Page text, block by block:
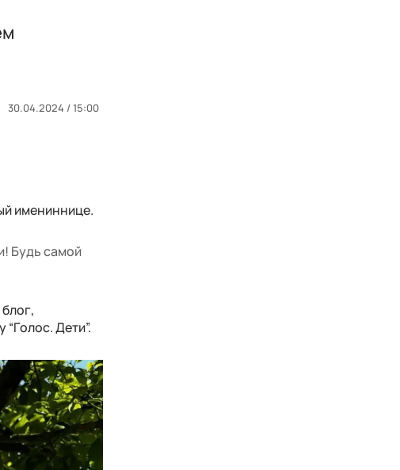
30.04.2024 / 15:00
имениннице.
Будь самой
Дети”.